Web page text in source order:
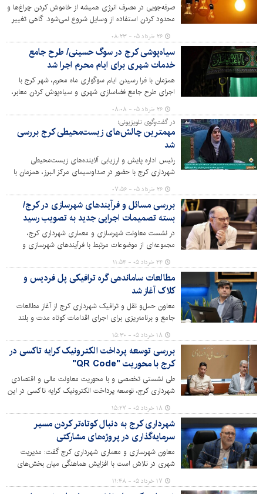
صرفه‌جویی در مصرف انرژی همیشه از خاموش کردن چراغ‌ها و
محدود کردن استفاده از وسایل شروع نمی‌شود. گاهی تغییر
چند عادت ساده روزانه از آشپزخانه تا اتاق خواب می‌تواند
بدون کاهش کیفیت زندگی هزینه‌ها را کمتر و خانه را کارآمدتر
کند. کارشناسان می‌گویند بخش مهمی از انرژی در خانه‌ها نه به
دلیل کمبود تجهیزات بلکه به دلیل الگوهای مصرف از بین
می‌رود.
۲۶ خرداد ۰۵ - ۰۸:۲۳
سیاه‌پوشی کرج در سوگ حسینی/ طرح جامع
خدمات شهری برای ایام محرم اجرا شد
همزمان با فرا رسیدن ایام سوگواری ماه محرم، شهر کرج با
اجرای طرح جامع فضاسازی شهری و سیاه‌پوش کردن معابر،
حال و هوای عاشورایی به خود گرفت و شهرداری نیز برنامه‌های
ویژه‌ای برای پاکسازی، نظافت و خدمات ایمنی در مسیرهای
عزاداری تدارک دیده است.
۲۶ خرداد ۰۵ - ۰۸:۰۸
در گفت‌وگوی تلویزیونی؛
مهمترین چالش‌های زیست‌محیطی کرج بررسی
شد
رئیس اداره پایش و ارزیابی آلاینده‌های زیست‌محیطی
شهرداری کرج با حضور در صداوسیمای مرکز البرز، همزمان با
هفته محیط زیست، به تشریح مهمترین دغدغه‌ها و اقدامات
این نهاد در حوزه کاهش آلودگی هوا، مدیریت پسماند و توسعه
فضای سبز شهری پرداخت و بر لزوم مشارکت همگانی برای
تحقق توسعه پایدار تأکید کرد.
۲۶ خرداد ۰۵ - ۰۷:۵۶
بررسی مسائل و فرآیندهای شهرسازی در کرج/
بسته تصمیمات اجرایی جدید به تصویب رسید
در نشست معاونت شهرسازی و معماری شهرداری کرج،
مجموعه‌ای از موضوعات مرتبط با فرآیندهای شهرسازی و
ارتقای هماهنگی میان بخش‌های مختلف مدیریت شهری مورد
بررسی قرار گرفت.
۲۴ خرداد ۰۵ - ۱۱:۵۴
مطالعات ساماندهی گره ترافیکی پل فردیس و
کلاک آغاز شد
معاون حمل‌و نقل و ترافیک شهرداری کرج از آغاز مطالعات
جامع و برنامه‌ریزی برای اجرای اقدامات کوتاه مدت و بلند
مدت به منظور ساماندهی وضعیت ترافیکی محدوده پل
فردیس و کلاک خبر داد.
۱۸ خرداد ۰۵ - ۱۵:۳۰
بررسی توسعه پرداخت الکترونیک کرایه تاکسی در
کرج با محوریت "QR Code"
طی نشستی تخصصی و با محوریت معاونت مالی و اقتصادی
شهرداری کرج، توسعه پرداخت الکترونیک کرایه تاکسی در این
کارشناسی قرار گرفت و موانع، ابعاد و زوایای مختلف آن
تحلیل و تجزیه شد.
۱۸ خرداد ۰۵ - ۱۵:۲۷
شهرداری کرج به دنبال کوتاه‌تر کردن مسیر
سرمایه‌گذاری در پروژه‌های مشارکتی
معاون شهرسازی و معماری شهرداری کرج گفت: مدیریت
شهری در تلاش است با افزایش هماهنگی میان بخش‌های
فنی، عمرانی و شهرسازی، زمینه اجرای سریع‌تر پروژه‌های
مشارکتی و بهره‌برداری موثرتر از ظرفیت‌های سرمایه‌گذاری را
۱۷ خرداد ۰۵ - ۱۱:۴۸